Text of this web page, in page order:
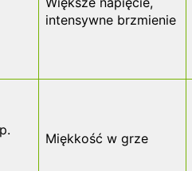
intensywne brzmienie
Miękkość w grze